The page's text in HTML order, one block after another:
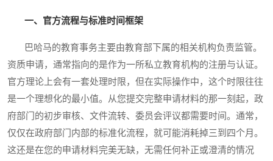
一、官方流程与标准时间框架
巴哈马的教育事务主要由教育部下属的相关机构负责监管。
资质申请，通常指向的是作为一所私立教育机构的注册与认证。
官方理论上会有一套处理时限，但在实际操作中，这个时限往往
是一个理想化的最小值。从您提交完整申请材料的那一刻起，政
府部门的初步审核、文件流转、委员会评议都需要时间。通常，
仅仅在政府部门内部的标准化流程，就可能消耗掉三到四个月。
这还是在您的申请材料完美无缺，无需任何补正或澄清的情况